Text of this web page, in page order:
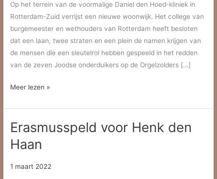
Op het terrein van de voormalige Daniel den Hoed-kliniek in
Rotterdam-Zuid verrijst een nieuwe woonwijk. Het college van
burgemeester en wethouders van Rotterdam heeft besloten
dat een laan, twee straten en een plein de namen krijgen van
de mensen die een sleutelrol hebben gespeeld in het redden
van de zeven Joodse onderduikers op de Orgelzolders […]
Helpers
de
Orgelzolders
vereeuwigd
in
Meer lezen »
Erasmusspeld voor Henk den
Haan
1 maart 2022